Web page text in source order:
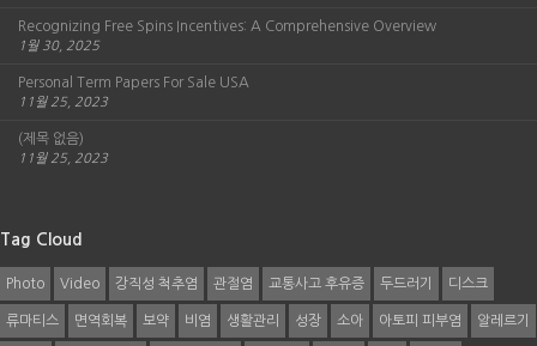
Recognizing Free Spins Incentives: A Comprehensive Overview
1월 30, 2025
Personal Term Papers For Sale USA
11월 25, 2023
(제목 없음)
11월 25, 2023
Tag Cloud
Photo Video 강직성 척추염 관절염 교통사고 후유증 두드러기 디스크
류마티스 면역회복 보약 비염 생활관리 성장 소아 아토피 피부염 알레르기